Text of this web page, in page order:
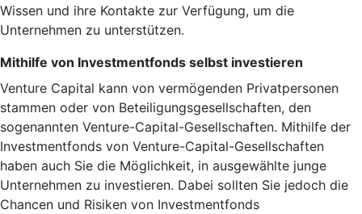
Wissen und ihre Kontakte zur Verfügung, um die
Unternehmen zu unterstützen.
Mithilfe von Investmentfonds selbst investieren
Venture Capital kann von vermögenden Privatpersonen
stammen oder von Beteiligungsgesellschaften, den
sogenannten Venture-Capital-Gesellschaften. Mithilfe der
Investmentfonds von Venture-Capital-Gesellschaften
haben auch Sie die Möglichkeit, in ausgewählte junge
Unternehmen zu investieren. Dabei sollten Sie jedoch die
Chancen und Risiken von Investmentfonds